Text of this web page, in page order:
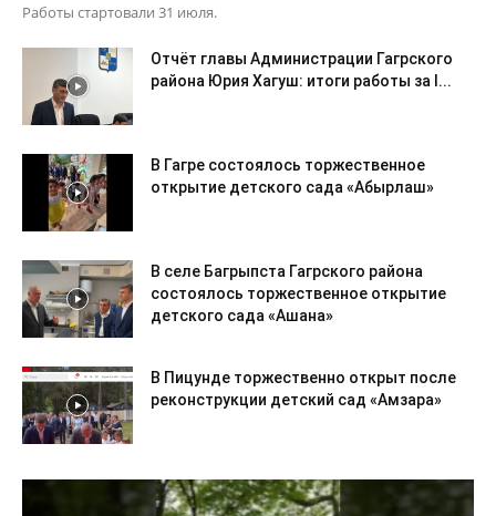
Работы стартовали 31 июля.
Отчёт главы Администрации Гагрского
района Юрия Хагуш: итоги работы за I...
В Гагре состоялось торжественное
открытие детского сада «Абырлаш»
В селе Багрыпста Гагрского района
состоялось торжественное открытие
детского сада «Ашана»
В Пицунде торжественно открыт после
реконструкции детский сад «Амзара»